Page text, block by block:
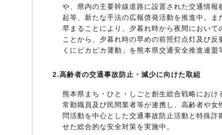
や、県内の主要幹線道路に設置された交通情
起等、新たな手法の広報啓発活動を推進中。
早まることにより、夕暮れ時から夜間におい
ことから、夕暮れ時の早めの前照灯点灯及び
くにピカピカ運動」を熊本県交通安全推進連盟
2.高齢者の交通事故防止・減少に向けた取組
熊本県まち・ひと・しごと創生総合戦略にお
常勤職員及び民間業者等が連携し、高齢者や
問活動を中心とした交通事故防止活動と特殊
せた総合的な安全対策を実施中。